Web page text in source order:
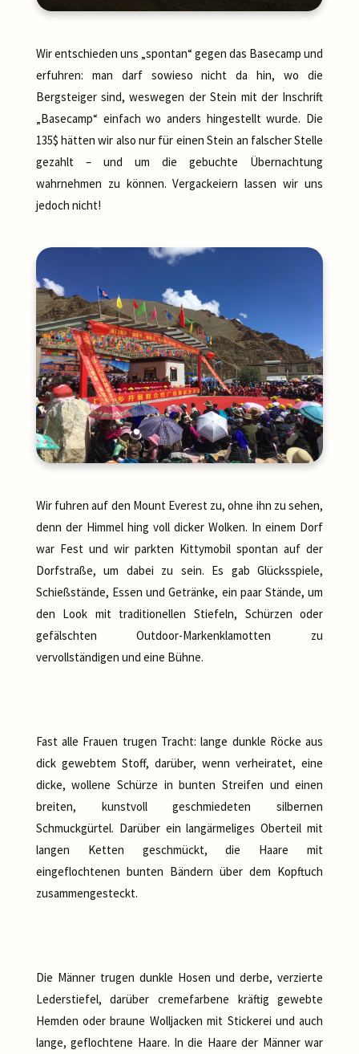
Wir entschieden uns „spontan“ gegen das Basecamp und
erfuhren: man darf sowieso nicht da hin, wo die
Bergsteiger sind, weswegen der Stein mit der Inschrift
„Basecamp“ einfach wo anders hingestellt wurde. Die
135$ hätten wir also nur für einen Stein an falscher Stelle
gezahlt – und um die gebuchte Übernachtung
wahrnehmen zu können. Vergackeiern lassen wir uns
jedoch nicht!
Wir fuhren auf den Mount Everest zu, ohne ihn zu sehen,
denn der Himmel hing voll dicker Wolken. In einem Dorf
war Fest und wir parkten Kittymobil spontan auf der
Dorfstraße, um dabei zu sein. Es gab Glücksspiele,
Schießstände, Essen und Getränke, ein paar Stände, um
den Look mit traditionellen Stiefeln, Schürzen oder
gefälschten Outdoor-Markenklamotten zu
vervollständigen und eine Bühne.
Fast alle Frauen trugen Tracht: lange dunkle Röcke aus
dick gewebtem Stoff, darüber, wenn verheiratet, eine
dicke, wollene Schürze in bunten Streifen und einen
breiten, kunstvoll geschmiedeten silbernen
Schmuckgürtel. Darüber ein langärmeliges Oberteil mit
langen Ketten geschmückt, die Haare mit
eingeflochtenen bunten Bändern über dem Kopftuch
zusammengesteckt.
Die Männer trugen dunkle Hosen und derbe, verzierte
Lederstiefel, darüber cremefarbene kräftig gewebte
Hemden oder braune Wolljacken mit Stickerei und auch
lange, geflochtene Haare. In die Haare der Männer war